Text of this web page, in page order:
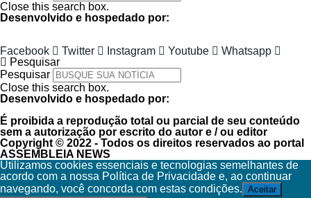
Close this search box.
Desenvolvido e hospedado por:
Facebook Twitter Instagram Youtube
Whatsapp
Pesquisar
Pesquisar
Close this search box.
Desenvolvido e hospedado por:
É proibida a reprodução total ou parcial de seu conteúdo
sem a autorização por escrito do autor e / ou editor
Copyright © 2022 - Todos os direitos reservados ao portal
ASSEMBLEIA NEWS
Utilizamos cookies essenciais e tecnologias semelhantes de
acordo com a nossa Política de Privacidade e, ao continuar
navegando, você concorda com estas condições. Aceitar